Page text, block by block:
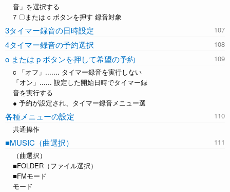
音」を選択する
7 〇または c ボタンを押す 録音対象
3タイマー録音の日時設定
4タイマー録音の予約選択
o または p ボタンを押して希望の予約
c 「オフ」....... タイマー録音を実行しない
「オン」...... 設定した開始日時でタイマー録
音を実行する
● 予約が設定され、タイマー録音メニュー選
各種メニューの設定
共通操作
■MUSIC（曲選択）
（曲選択）
■FOLDER（ファイル選択）
■FMモード
モード